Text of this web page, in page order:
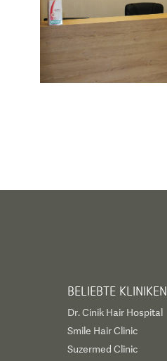
BELIEBTE KLINIKEN
Dr. Cinik Hair Hospital
Smile Hair Clinic
Suzermed Clinic